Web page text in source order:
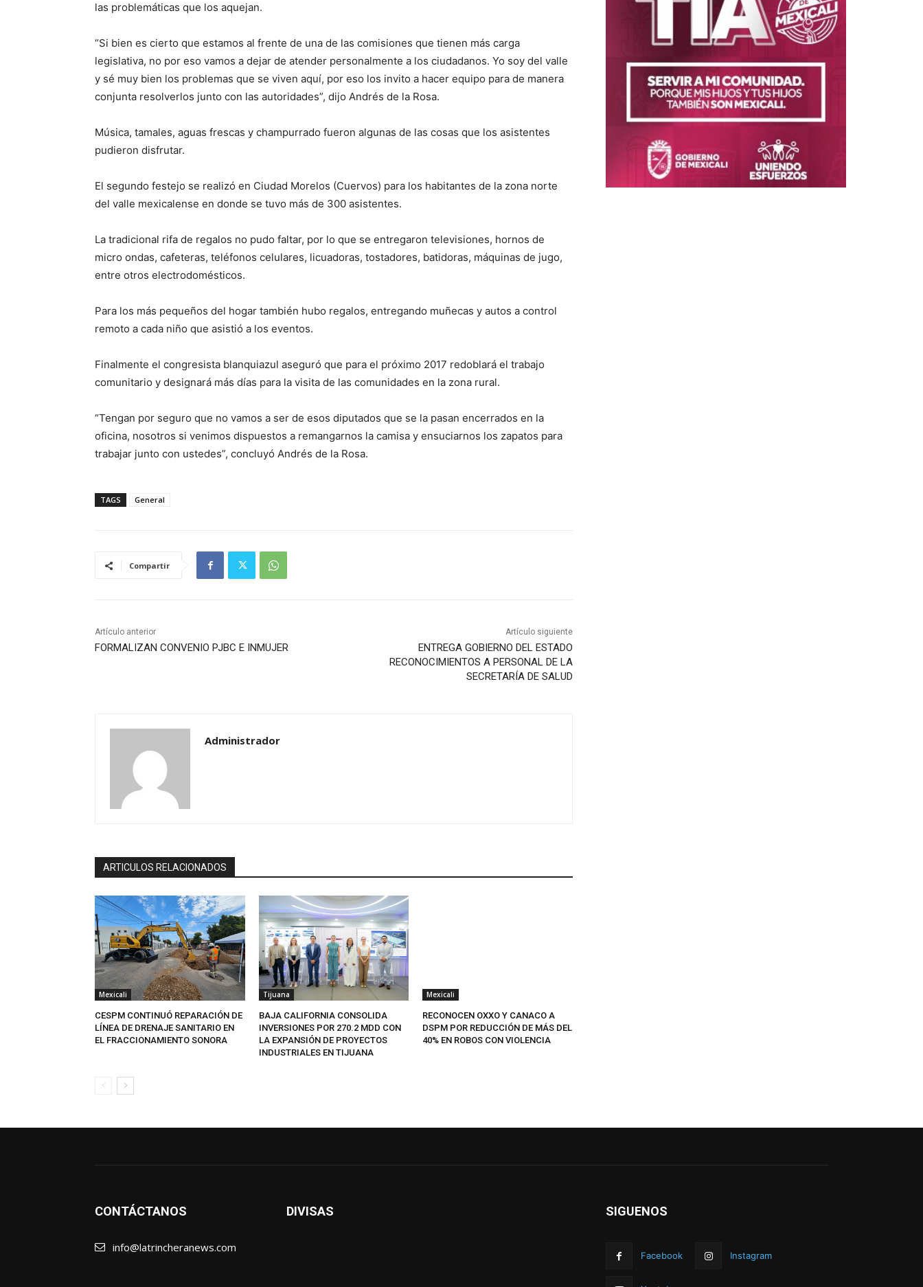
las problemáticas que los aquejan.
“Si bien es cierto que estamos al frente de una de las comisiones que tienen más carga
legislativa, no por eso vamos a dejar de atender personalmente a los ciudadanos. Yo soy del valle
y sé muy bien los problemas que se viven aquí, por eso los invito a hacer equipo para de manera
conjunta resolverlos junto con las autoridades”, dijo Andrés de la Rosa.
Música, tamales, aguas frescas y champurrado fueron algunas de las cosas que los asistentes
pudieron disfrutar.
El segundo festejo se realizó en Ciudad Morelos (Cuervos) para los habitantes de la zona norte
del valle mexicalense en donde se tuvo más de 300 asistentes.
La tradicional rifa de regalos no pudo faltar, por lo que se entregaron televisiones, hornos de
micro ondas, cafeteras, teléfonos celulares, licuadoras, tostadores, batidoras, máquinas de jugo,
entre otros electrodomésticos.
Para los más pequeños del hogar también hubo regalos, entregando muñecas y autos a control
remoto a cada niño que asistió a los eventos.
Finalmente el congresista blanquiazul aseguró que para el próximo 2017 redoblará el trabajo
comunitario y designará más días para la visita de las comunidades en la zona rural.
“Tengan por seguro que no vamos a ser de esos diputados que se la pasan encerrados en la
oficina, nosotros si venimos dispuestos a remangarnos la camisa y ensuciarnos los zapatos para
trabajar junto con ustedes”, concluyó Andrés de la Rosa.
TAGS General
Compartir
Artículo anterior
FORMALIZAN CONVENIO PJBC E INMUJER
Artículo siguiente
ENTREGA GOBIERNO DEL ESTADO
RECONOCIMIENTOS A PERSONAL DE LA
SECRETARÍA DE SALUD
Administrador
ARTICULOS RELACIONADOS
Mexicali
CESPM CONTINUÓ REPARACIÓN DE
LÍNEA DE DRENAJE SANITARIO EN
EL FRACCIONAMIENTO SONORA
Tijuana
BAJA CALIFORNIA CONSOLIDA
INVERSIONES POR 270.2 MDD CON
LA EXPANSIÓN DE PROYECTOS
INDUSTRIALES EN TIJUANA
Mexicali
RECONOCEN OXXO Y CANACO A
DSPM POR REDUCCIÓN DE MÁS DEL
40% EN ROBOS CON VIOLENCIA
CONTÁCTANOS
info@latrincheranews.com
DIVISAS SIGUENOS
Facebook Instagram